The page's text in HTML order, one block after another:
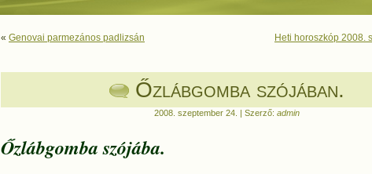
« Genovai parmezános padlizsán Heti horoszkóp 2008.
Őzlábgomba szójában.
2008. szeptember 24. | Szerző: admin
Őzlábgomba szójába.